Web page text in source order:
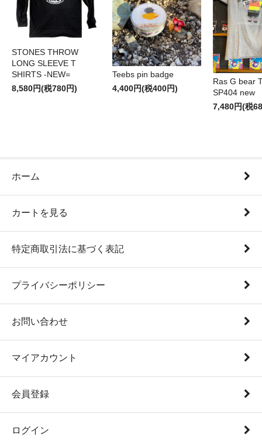
STONES THROW
LONG SLEEVE T
SHIRTS -NEW=
8,580円(税780円)
Teebs pin badge
4,400円(税400円)
Ras G bear
SP404 new
7,480円(税
ホーム
カートを見る
特定商取引法に基づく表記
プライバシーポリシー
お問い合わせ
マイアカウント
会員登録
ログイン